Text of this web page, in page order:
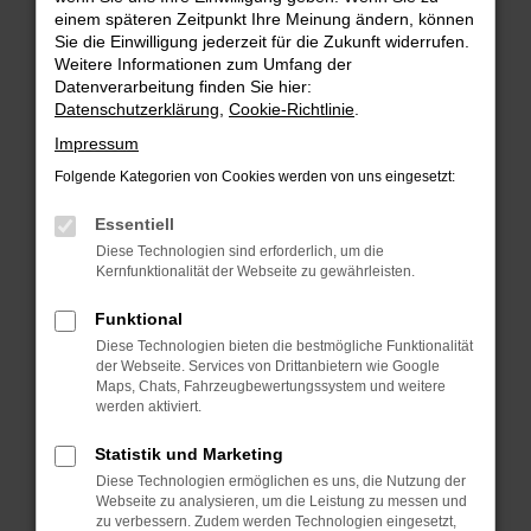
Hier sind ein paar Tipps, die dir helfen können:
Überprüfe deine Firewall und deine
Internetverbindung.
Laden andere Webseiten, zum Beispiel deine
Suchmaschine?
Prüfe deine Browsererweiterungen.
Manche Erweiterungen, wie Werbeblocker,
können das Laden bestimmter Seiten
verhindern. Funktioniert die Seite in einem
Fenster?
Starte dein Gerät neu.
Das kann manchmal helfen, vorübergehende
Probleme zu beheben.
Betriebssystem auf dem neuesten Stand
sind.
Veraltete Software birgt nicht nur ein
einem späteren Zeitpunkt Ihre Meinung ändern, können
Sie die Einwilligung jederzeit für die Zukunft widerrufen.
Weitere Informationen zum Umfang der
Datenverarbeitung finden Sie hier:
Datenschutzerklärung Cookie-Richtlinie
Impressum
Folgende Kategorien von Cookies werden von uns eingesetzt:
Essentiell
Diese Technologien sind erforderlich, um die
Kernfunktionalität der Webseite zu gewährleisten.
Funktional
Diese Technologien bieten die bestmögliche Funktionalität
der Webseite. Services von Drittanbietern wie Google
Maps, Chats, Fahrzeugbewertungssystem und weitere
werden aktiviert.
Statistik und Marketing
Diese Technologien ermöglichen es uns, die Nutzung der
Webseite zu analysieren, um die Leistung zu messen und
zu verbessern. Zudem werden Technologien eingesetzt,